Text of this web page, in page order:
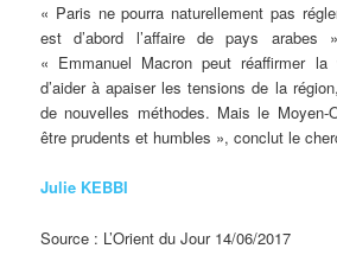
« Paris ne pourra naturellement pas
est d’abord l’affaire de pays arabes
« Emmanuel Macron peut réaffirmer
d’aider à apaiser les tensions de la
de nouvelles méthodes. Mais le
être prudents et humbles », conclut le
Julie KEBBI
Source : L’Orient du Jour 14/06/2017